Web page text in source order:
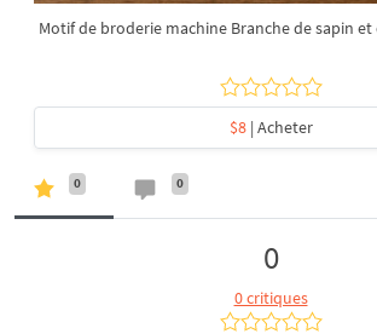
Motif de broderie machine Branche de sapin
$8| Acheter
0 0
0
0 critiques